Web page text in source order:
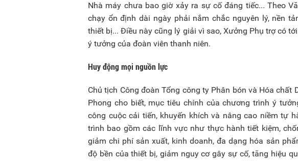
Nhà máy chưa bao giờ xảy ra sự cố đáng tiếc... Theo
chạy ổn định dài ngày phải nắm chắc nguyên lý, nền
thiết bị... Điều này cũng lý giải vì sao, Xưởng Phụ trợ có
ý tưởng của đoàn viên thanh niên.
Huy động mọi nguồn lực
Chủ tịch Công đoàn Tổng công ty Phân bón và Hóa chất
Phong cho biết, mục tiêu chính của chương trình ý
công cuộc cải tiến, khuyến khích và nâng cao niềm tự
trình bao gồm các lĩnh vực như thực hành tiết kiệm,
giảm chi phí sản xuất, kinh doanh, đa dạng hóa sản
độ bền của thiết bị, giảm nguy cơ gây sự cố, tăng hiệu